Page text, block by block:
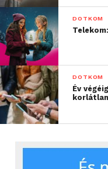
DOTKOM
DOTKOM
Év